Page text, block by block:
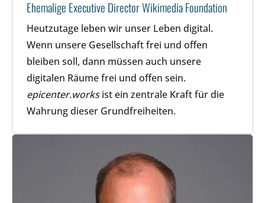
Ehemalige Executive Director Wikimedia Foundation
Heutzutage leben wir unser Leben digital.
Wenn unsere Gesellschaft frei und offen
bleiben soll, dann müssen auch unsere
digitalen Räume frei und offen sein.
epicenter.worksist ein zentrale Kraft für die
Wahrung dieser Grundfreiheiten.